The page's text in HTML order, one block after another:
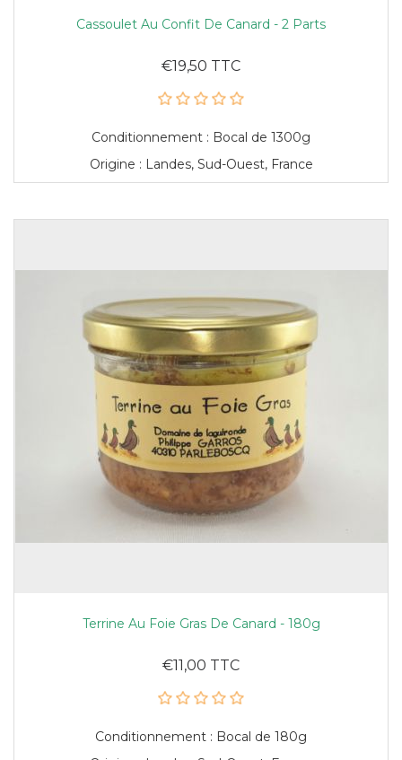
Cassoulet Au Confit De Canard - 2 Parts
€19,50 TTC
Conditionnement : Bocal de 1300g
Origine : Landes, Sud-Ouest, France
Terrine Au Foie Gras De Canard - 180g
€11,00 TTC
Conditionnement : Bocal de 180g